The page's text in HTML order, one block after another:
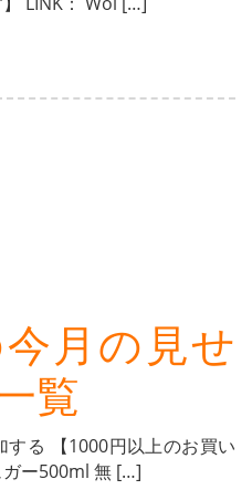
月の見せ
覧
する 【1000円以上のお買い
ガー500ml 無 […]